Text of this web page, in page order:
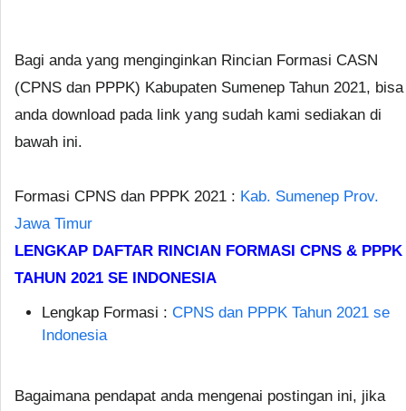
Bagi anda yang menginginkan Rincian Formasi CASN
(CPNS dan PPPK) Kabupaten Sumenep Tahun 2021, bisa
anda download pada link yang sudah kami sediakan di
bawah ini.
Formasi CPNS dan PPPK 2021 : Kab. Sumenep Prov.
Jawa Timur
LENGKAP DAFTAR RINCIAN FORMASI CPNS & PPPK
TAHUN 2021 SE INDONESIA
Lengkap Formasi : CPNS dan PPPK Tahun 2021 se
Indonesia
Bagaimana pendapat anda mengenai postingan ini, jika